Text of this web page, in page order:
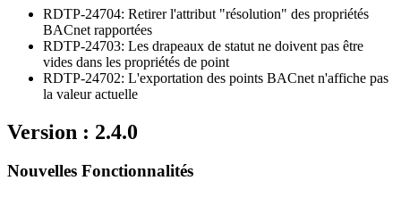
RDTP-24704: Retirer l'attribut "résolution" des propriétés
BACnet rapportées
RDTP-24703: Les drapeaux de statut ne doivent pas être
vides dans les propriétés de point
RDTP-24702: L'exportation des points BACnet n'affiche pas
la valeur actuelle
Version : 2.4.0
Nouvelles Fonctionnalités